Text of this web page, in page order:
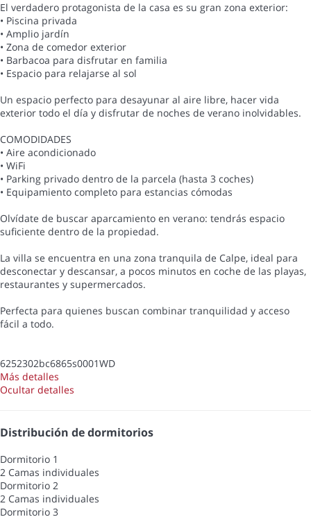
El verdadero protagonista de la casa es su gran zona exterior:
• Piscina privada
• Amplio jardín
• Zona de comedor exterior
• Barbacoa para disfrutar en familia
• Espacio para relajarse al sol
Un espacio perfecto para desayunar al aire libre, hacer vida
exterior todo el día y disfrutar de noches de verano inolvidables.
COMODIDADES
• Aire acondicionado
• WiFi
• Parking privado dentro de la parcela (hasta 3 coches)
• Equipamiento completo para estancias cómodas
Olvídate de buscar aparcamiento en verano: tendrás espacio
suficiente dentro de la propiedad.
La villa se encuentra en una zona tranquila de Calpe, ideal para
desconectar y descansar, a pocos minutos en coche de las playas,
restaurantes y supermercados.
Perfecta para quienes buscan combinar tranquilidad y acceso
fácil a todo.
6252302bc6865s0001WD
Más detalles
Ocultar detalles
Distribución de dormitorios
Dormitorio 1
2 Camas individuales
Dormitorio 2
2 Camas individuales
Dormitorio 3